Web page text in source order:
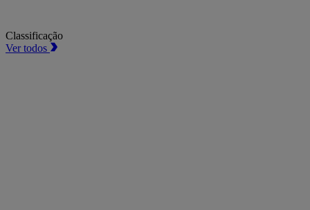
Classificação
Ver todos